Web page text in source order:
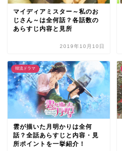
マイディアミスター～私のお
じさん～は全何話？各話数の
あらすじ内容と見所
2019年10月10日
韓流ドラマ
雲が描いた月明かりは全何
話？全話あらすじと内容・見
所ポイントを一挙紹介！